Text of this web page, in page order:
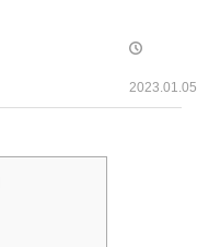
2023.01.05